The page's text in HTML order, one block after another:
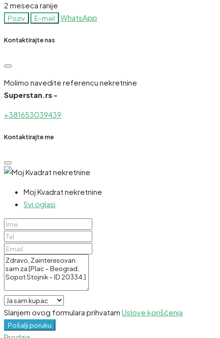
2 meseca ranije
Poziv E-mail WhatsApp
Kontaktirajte nas
Molimo navedite referencu nekretnine
Superstan.rs -
+381653039439
Kontaktirajte me
Moj Kvadrat nekretnine
Svi oglasi
Slanjem ovog formulara prihvatam Uslove korišćenja
Pošalji poruku